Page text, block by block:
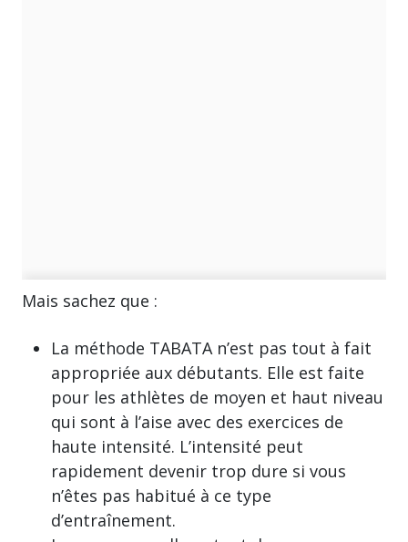
Mais sachez que :
La méthode TABATA n’est pas tout à fait
appropriée aux débutants. Elle est faite
pour les athlètes de moyen et haut niveau
qui sont à l’aise avec des exercices de
haute intensité. L’intensité peut
rapidement devenir trop dure si vous
n’êtes pas habitué à ce type
d’entraînement.